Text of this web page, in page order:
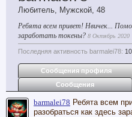
Любитель, Мужской, 48
Ребята всем привет! Нвичек...
заработать токены? 8 Октябрь 2020
Последняя активность barmalei78:
Сообщения профиля
Сообщения
barmalei78 Ребята всем
разобраться как здесь